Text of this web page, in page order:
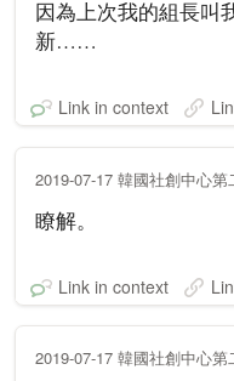
因為上次我的組長叫
新……
Link in context
2019-07-17 韓國社創中心第
瞭解。
Link in context
2019-07-17 韓國社創中心第